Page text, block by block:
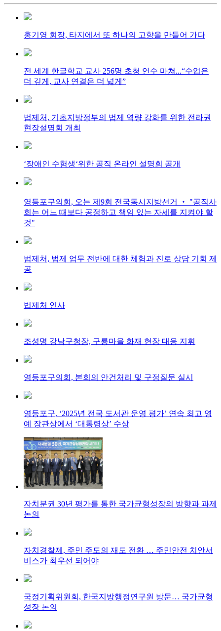
홍기영 회장, 타지에서 또 하나의 고향을 만들어 가다
전 세계 한글학교 교사 256명 초청 연수 마쳐...“수업은
더 깊게, 교사 연결은 더 넓게”
법제처, 기초지방정부의 법제 역량 강화를 위한 전라권
현장설명회 개최
‘장애인 수험생‘위한 공직 온라인 설명회 공개
영등포구의회, 오는 제9회 전국동시지방선거 ‧ "공직사
회는 어느 때보다 공정하고 책임 있는 자세를 지켜야 할
것"
법제처, 법제 업무 전반에 대한 체험과 진로 상담 기회 제
공
법제처 인사
조성명 강남구청장, 구룡마을 화재 현장 대응 지휘
영등포구의회, 본회의 안건처리 및 구정질문 실시
영등포구, ‘2025년 전국 도서관 운영 평가’ 연속 최고 영
예 장관상에서 ‘대통령상’ 수상
자치분권 30년 평가를 통한 국가균형성장의 방향과 과제
논의
자치경찰제, 주민 주도의 재도 전환 … 주민안전 치안서
비스가 최우선 되어야
국정기획위원회, 한국지방행정연구원 방문… 국가균형
성장 논의